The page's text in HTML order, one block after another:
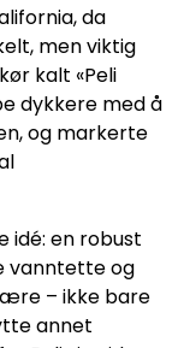
da
men viktig
kalt «Peli
dykkere med å
og markerte
idé: en robust
vanntette og
– ikke bare
annet